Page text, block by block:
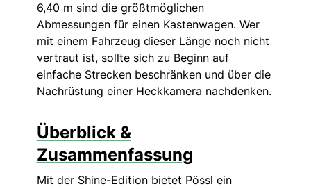
6,40 m sind die größtmöglichen
Abmessungen für einen Kastenwagen. Wer
mit einem Fahrzeug dieser Länge noch nicht
vertraut ist, sollte sich zu Beginn auf
einfache Strecken beschränken und über die
Nachrüstung einer Heckkamera nachdenken.
Überblick &
Zusammenfassung
Mit der Shine-Edition bietet Pössl ein